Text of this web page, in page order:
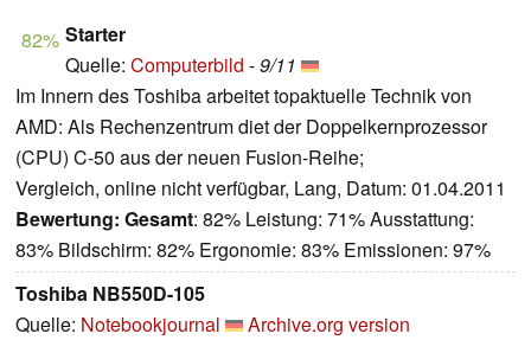
82% Starter
Quelle: Computerbild -9/11
Im Innern des Toshiba arbeitet topaktuelle Technik von
AMD: Als Rechenzentrum diet der Doppelkernprozessor
(CPU) C-50 aus der neuen Fusion-Reihe;
Vergleich, online nicht verfügbar, Lang, Datum: 01.04.2011
Bewertung: Gesamt: 82% Leistung: 71% Ausstattung:
83% Bildschirm: 82% Ergonomie: 83% Emissionen: 97%
Toshiba NB550D-105
Quelle: Notebookjournal
Archive.org version